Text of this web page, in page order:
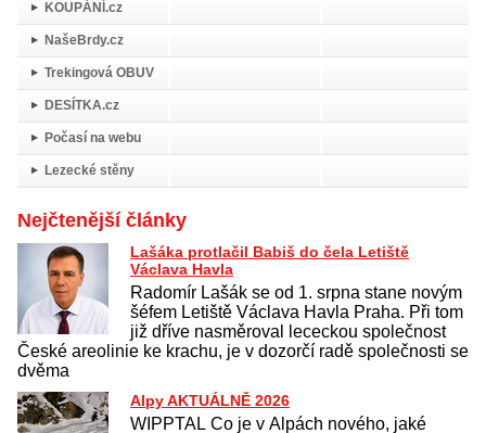
KOUPÁNÍ.cz
NašeBrdy.cz
Trekingová OBUV
DESÍTKA.cz
Počasí na webu
Lezecké stěny
Nejčtenější články
Lašáka protlačil Babiš do čela Letiště
Václava Havla
Radomír Lašák se od 1. srpna stane novým
šéfem Letiště Václava Havla Praha. Při tom
již dříve nasměroval lececkou společnost
České areolinie ke krachu, je v dozorčí radě společnosti se
dvěma
Alpy AKTUÁLNĚ 2026
WIPPTAL Co je v Alpách nového, jaké